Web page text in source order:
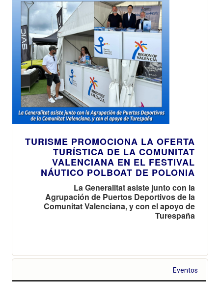
TURISME PROMOCIONA LA OFERTA
TURÍSTICA DE LA COMUNITAT
VALENCIANA EN EL FESTIVAL
NÁUTICO POLBOAT DE POLONIA
La Generalitat asiste junto con la
Agrupación de Puertos Deportivos de la
Comunitat Valenciana, y con el apoyo de
Turespaña
Eventos